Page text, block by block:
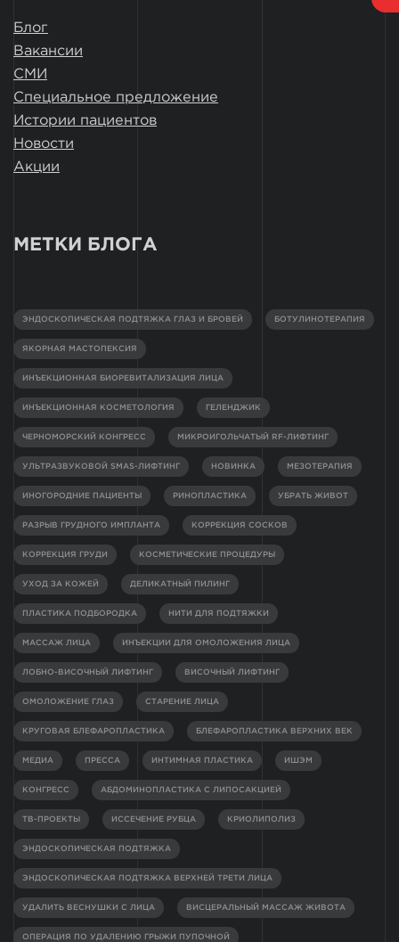
Блог
Вакансии
СМИ
Специальное предложение
Истории пациентов
Новости
Акции
МЕТКИ БЛОГА
ЭНДОСКОПИЧЕСКАЯ ПОДТЯЖКА ГЛАЗ И БРОВЕЙ БОТУЛИНОТЕРАПИЯ
ЯКОРНАЯ МАСТОПЕКСИЯ
ИНЪЕКЦИОННАЯ БИОРЕВИТАЛИЗАЦИЯ ЛИЦА
ИНЪЕКЦИОННАЯ КОСМЕТОЛОГИЯ ГЕЛЕНДЖИК
ЧЕРНОМОРСКИЙ КОНГРЕСС МИКРОИГОЛЬЧАТЫЙ RF-ЛИФТИНГ
УЛЬТРАЗВУКОВОЙ SMAS-ЛИФТИНГ НОВИНКА МЕЗОТЕРАПИЯ
ИНОГОРОДНИЕ ПАЦИЕНТЫ РИНОПЛАСТИКА УБРАТЬ ЖИВОТ
РАЗРЫВ ГРУДНОГО ИМПЛАНТА КОРРЕКЦИЯ СОСКОВ
КОРРЕКЦИЯ ГРУДИ КОСМЕТИЧЕСКИЕ ПРОЦЕДУРЫ
УХОД ЗА КОЖЕЙ ДЕЛИКАТНЫЙ ПИЛИНГ
ПЛАСТИКА ПОДБОРОДКА НИТИ ДЛЯ ПОДТЯЖКИ
МАССАЖ ЛИЦА ИНЪЕКЦИИ ДЛЯ ОМОЛОЖЕНИЯ ЛИЦА
ЛОБНО-ВИСОЧНЫЙ ЛИФТИНГ ВИСОЧНЫЙ ЛИФТИНГ
ОМОЛОЖЕНИЕ ГЛАЗ СТАРЕНИЕ ЛИЦА
КРУГОВАЯ БЛЕФАРОПЛАСТИКА БЛЕФАРОПЛАСТИКА ВЕРХНИХ ВЕК
МЕДИА ПРЕССА ИНТИМНАЯ ПЛАСТИКА ИШЭМ
КОНГРЕСС АБДОМИНОПЛАСТИКА С ЛИПОСАКЦИЕЙ
ТВ-ПРОЕКТЫ ИССЕЧЕНИЕ РУБЦА КРИОЛИПОЛИЗ
ЭНДОСКОПИЧЕСКАЯ ПОДТЯЖКА
ЭНДОСКОПИЧЕСКАЯ ПОДТЯЖКА ВЕРХНЕЙ ТРЕТИ ЛИЦА
УДАЛИТЬ ВЕСНУШКИ С ЛИЦА ВИСЦЕРАЛЬНЫЙ МАССАЖ ЖИВОТА
ОПЕРАЦИЯ ПО УДАЛЕНИЮ ГРЫЖИ ПУПОЧНОЙ